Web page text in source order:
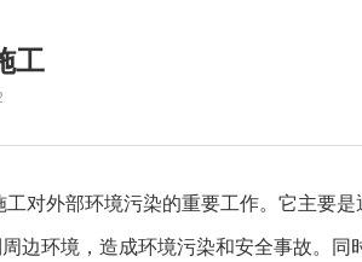
工
对外部环境污染的重要工作。它主要是
边环境，造成环境污染和安全事故。同